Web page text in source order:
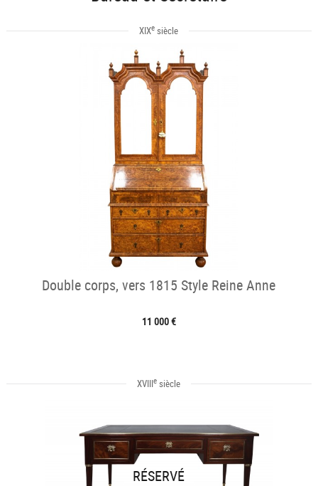
XIXe siècle
Double corps, vers 1815 Style Reine Anne
11 000 €
XVIIIe siècle
RÉSERVÉ